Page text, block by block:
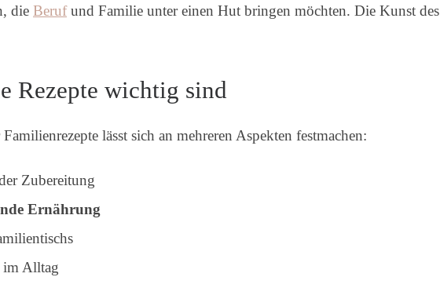
die Berufund Familie unter einen Hut bringen möchten. Die Kunst des
Rezepte wichtig sind
lässt sich an mehreren Aspekten festmachen:
Zubereitung
Ernährung
im Alltag